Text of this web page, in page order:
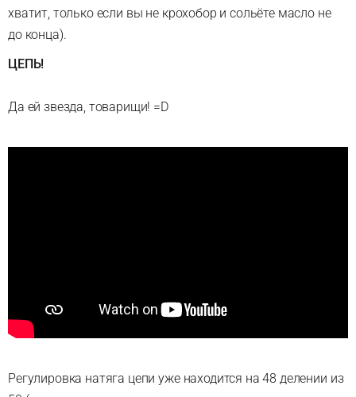
хватит, только если вы не крохобор и сольёте масло не
до конца).
ЦЕПЬ!
Да ей звезда, товарищи! =D
Регулировка натяга цепи уже находится на 48 делении из